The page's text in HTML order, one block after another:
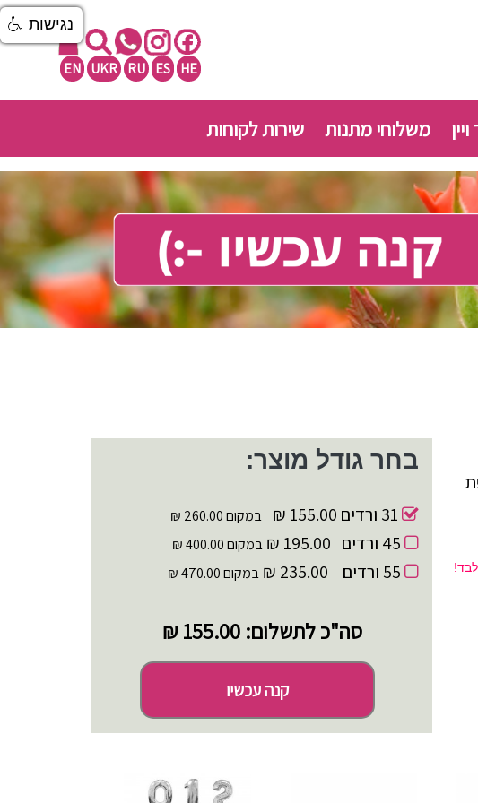
EN UKR RU ES HE
משלוחי מתנות שירות לקוחות
בחר גודל מוצר:
31 ורדים 155.00 ₪ במקום 260.00 ₪
45 ורדים 195.00 ₪ במקום 400.00 ₪
55 ורדים 235.00 ₪ במקום 470.00 ₪
סה"כ לתשלום:155.00 ₪
קנה עכשיו
נגישות